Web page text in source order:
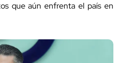
que aún enfrenta el país en